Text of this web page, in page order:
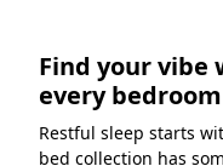
Find your vibe
every bedroom
Restful sleep starts
bed collection has